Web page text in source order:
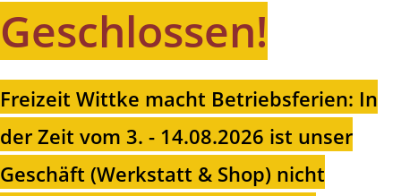
Geschlossen!
Freizeit Wittke macht Betriebsferien: In
der Zeit vom 3. - 14.08.2026 ist unser
Geschäft (Werkstatt & Shop) nicht